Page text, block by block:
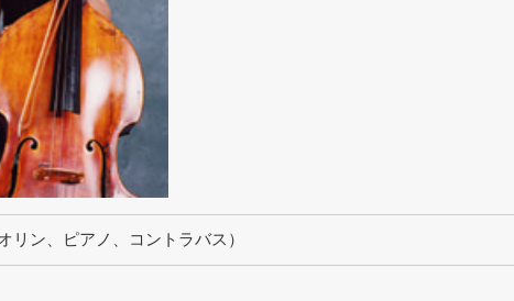
リン、ピアノ、コントラバス）